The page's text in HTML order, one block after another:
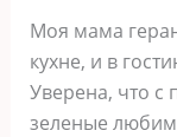
Моя мама
кухне, и в
Уверена, что
зеленые